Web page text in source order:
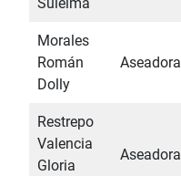
Suleima
Morales
Román
Dolly
Aseadora
Restrepo
Valencia
Gloria
Aseadora